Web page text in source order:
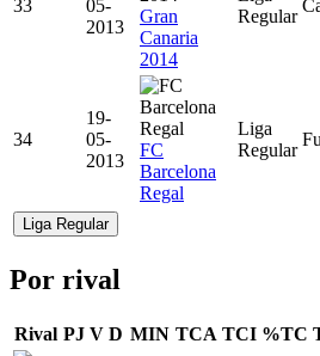
33
05-
2013
Gran
Canaria
2014
Regular
34
19-
05-
2013
FC
Barcelona
Regal
Liga
Regular
Liga Regular
Por rival
Rival PJ V D MIN TCA TCI %TC